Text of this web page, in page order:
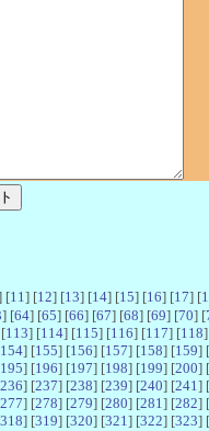
[11 ] [12] [13] [14] [15] [16] [17] [
] [64] [65] [66] [67] [68] [69] [70] [
113] [114] [115] [116] [117] [118
154] [155] [156] [157] [158] [159] [
195] [196] [197] [198] [199] [200] [
236] [237] [238] [239] [240] [241 ] [
277] [278] [279] [280] [281 ] [282] [
318] [319] [320] [321 ] [322] [323] [